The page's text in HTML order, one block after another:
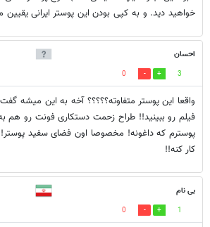
خواهید دید. و به کپی بودن این پوستر ایرانی یقیین
احسان
3
0
واقعا این پوستر متفاوته؟؟؟؟؟ آخه به این میشه
فیلم رو ببینید!! طراح زحمت دستکاری فونت رو هم
پوسترم که داغونه! مخصوصا اون فضای سفید پوستر!
کار کنه!!
بی نام
1
0